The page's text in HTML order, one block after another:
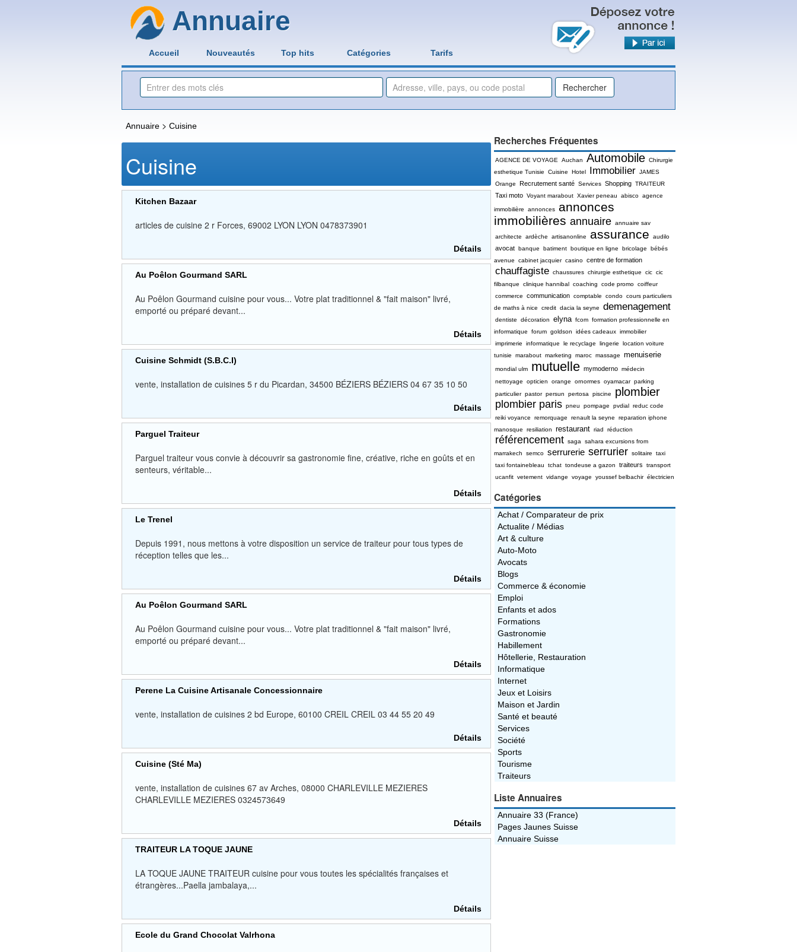
Annuaire
Accueil Nouveautés Top hits Catégories Tarifs
Annuaire > Cuisine
Cuisine
Kitchen Bazaar
articles de cuisine 2 r Forces, 69002 LYON LYON 0478373901
Détails
Au Poêlon Gourmand SARL
Au Poêlon Gourmand cuisine pour vous... Votre plat traditionnel & "fait maison" livré,
emporté ou préparé devant...
Détails
Cuisine Schmidt (S.B.C.I)
vente, installation de cuisines 5 r du Picardan, 34500 BÉZIERS BÉZIERS 04 67 35 10 50
Détails
Parguel Traiteur
Parguel traiteur vous convie à découvrir sa gastronomie fine, créative, riche en goûts et en
senteurs, véritable...
Détails
Le Trenel
Depuis 1991, nous mettons à votre disposition un service de traiteur pour tous types de
réception telles que les...
Détails
Au Poêlon Gourmand SARL
Au Poêlon Gourmand cuisine pour vous... Votre plat traditionnel & "fait maison" livré,
emporté ou préparé devant...
Détails
Perene La Cuisine Artisanale Concessionnaire
vente, installation de cuisines 2 bd Europe, 60100 CREIL CREIL 03 44 55 20 49
Détails
Cuisine (Sté Ma)
vente, installation de cuisines 67 av Arches, 08000 CHARLEVILLE MEZIERES
CHARLEVILLE MEZIERES 0324573649
Détails
TRAITEUR LA TOQUE JAUNE
LA TOQUE JAUNE TRAITEUR cuisine pour vous toutes les spécialités françaises et
étrangères...Paella jambalaya,...
Détails
Ecole du Grand Chocolat Valrhona
Recherches Fréquentes
AGENCE DE VOYAGE Auchan Automobile Chirurgie
esthetique Tunisie
Cuisine Hotel Immobilier JAMES
Orange
Recrutement santé Services Shopping TRAITEUR
Taxi moto Voyant marabout Xavier peneau abisco agence
immobilière annonces
annonces
immobilières annuaire annuaire sav
architecte ardèche artisanonline assurance audilo
avocat banque batiment boutique en ligne bricolage
bébés
avenue
cabinet jacquier casino centre de formation
chauffagiste chaussures chirurgie esthetique cic cic
filbanque
clinique hannibal coaching code promo coiffeur
commerce
communication comptable condo cours particuliers
de maths à nice
credit dacia la seyne demenagement
dentiste décoration elyna fcom formation professionnelle en
informatique
forum goldson idées cadeaux immobilier
imprimerie
informatique le recyclage lingerie
location voiture
tunisie
marabout marketing maroc massage menuiserie
mondial ulm mutuelle mymoderno médecin
nettoyage
opticien orange ornormes oyamacar parking
particulier pastor persun pertosa piscine plombier
plombier paris pneu pompage pvdial reduc code
reiki voyance
remorquage renault la seyne
reparation iphone
manosque
resiliation restaurant riad réduction
référencement saga
sahara excursions from
marrakech
semco serrurerie serrurier solitaire
taxi
taxi fontainebleau
tchat tondeuse a gazon traiteurs
transport
ucanfit vetement vidange voyage youssef belbachir électricien
Catégories
Achat / Comparateur de prix
Actualite / Médias
Art & culture
Auto-Moto
Avocats
Blogs
Commerce & économie
Emploi
Enfants et ados
Formations
Gastronomie
Habillement
Hôtellerie, Restauration
Informatique
Internet
Jeux et Loisirs
Maison et Jardin
Santé et beauté
Services
Société
Sports
Tourisme
Traiteurs
Liste Annuaires
Annuaire 33 (France)
Pages Jaunes Suisse
Annuaire Suisse